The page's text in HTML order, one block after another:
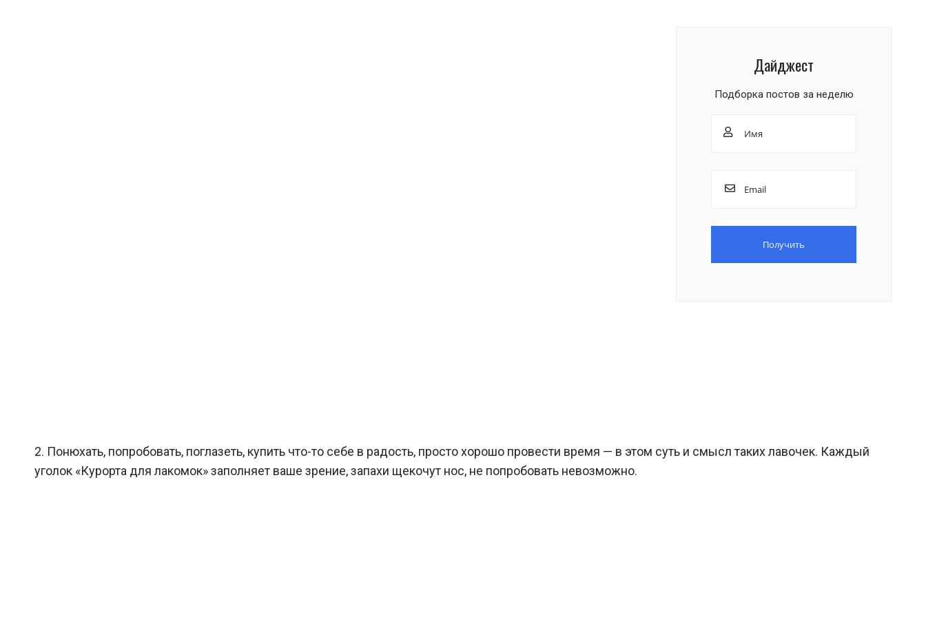
Дайджест
Подборка постов за неделю
2. Понюхать, попробовать, поглазеть, купить что-то себе в радость, просто хорошо провести время — в этом суть и смысл таких лавочек. Каждый
уголок «Курорта для лакомок» заполняет ваше зрение, запахи щекочут нос, не попробовать невозможно.